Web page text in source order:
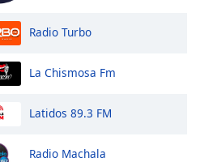
Radio Turbo
La Chismosa Fm
Latidos 89.3 FM
Radio Machala